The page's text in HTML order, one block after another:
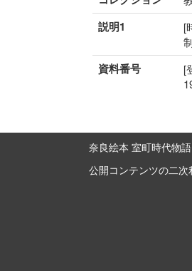
説明1
[
資料番号
[
奈良絵本 室町時代物語
公開コンテンツの二次